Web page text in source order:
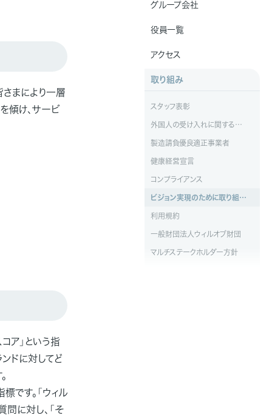
グループ会社
役員一覧
アクセス
取り組み
スタッフ表彰
外国人の受け入れに関する基本方針
製造請負優良適正事業者
健康経営宣言
コンプライアンス
ビジョン実現のために取り組んでいること
利用規約
一般財団法人ウィルオブ財団
マルチステークホルダー方針
さまにより一層
傾け、サービ
ア」という指
ドに対してど
です。「ウィル
問に対し、「そ